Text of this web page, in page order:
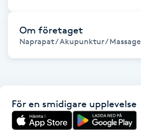
Fransförlängning Megavolym
Fransförlängning Volym
Frekvensterapi
Om företaget
Naprapat / Akupunktur / Massage
För en smidigare upplevelse